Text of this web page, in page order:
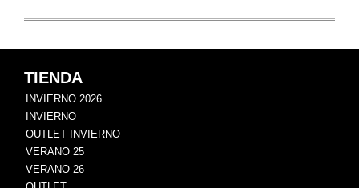
TIENDA
INVIERNO 2026
INVIERNO
OUTLET INVIERNO
VERANO 25
VERANO 26